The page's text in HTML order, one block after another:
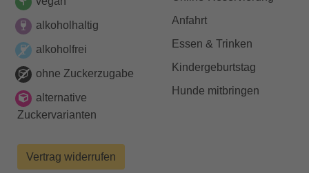
alkoholhaltig
alkoholfrei
ohne Zuckerzugabe
alternative
Zuckervarianten
Vertrag widerrufen
Anfahrt
Essen & Trinken
Kindergeburtstag
Hunde mitbringen